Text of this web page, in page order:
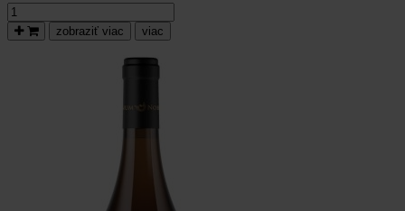
množstvo
Pálava,
akostné
zobraziť viac viac